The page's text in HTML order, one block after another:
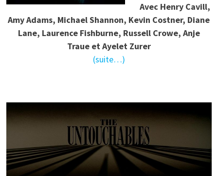
Avec Henry Cavill,
Amy Adams, Michael Shannon, Kevin Costner, Diane
Lane, Laurence Fishburne, Russell Crowe, Anje
Traue et Ayelet Zurer
(suite…)